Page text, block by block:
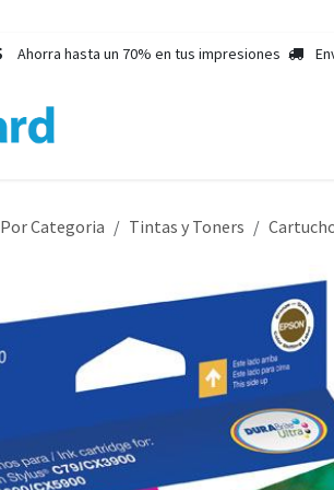
Ahorra hasta un 70% en tus impresiones
Por Categoria Tintas y Toners